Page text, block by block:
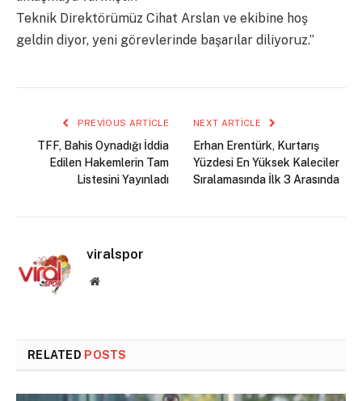
Teknik Direktörümüz Cihat Arslan ve ekibine hoş
geldin diyor, yeni görevlerinde başarılar diliyoruz.”
PREVIOUS ARTICLE
TFF, Bahis Oynadığı İddia
Edilen Hakemlerin Tam
Listesini Yayınladı
NEXT ARTICLE
Erhan Erentürk, Kurtarış
Yüzdesi En Yüksek Kaleciler
Sıralamasında İlk 3 Arasında
viralspor
Website
RELATED POSTS